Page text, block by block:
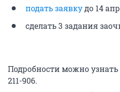
подать заявкудо 14
сделать 3 задания
Подробности можно узнать
211-906.